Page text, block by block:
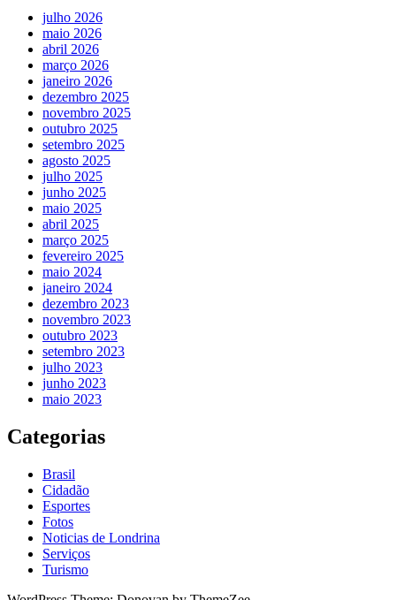
julho 2026
maio 2026
abril 2026
março 2026
janeiro 2026
dezembro 2025
novembro 2025
outubro 2025
setembro 2025
agosto 2025
julho 2025
junho 2025
maio 2025
abril 2025
março 2025
fevereiro 2025
maio 2024
janeiro 2024
dezembro 2023
novembro 2023
outubro 2023
setembro 2023
julho 2023
junho 2023
maio 2023
Categorias
Brasil
Cidadão
Esportes
Fotos
Noticias de Londrina
Serviços
Turismo